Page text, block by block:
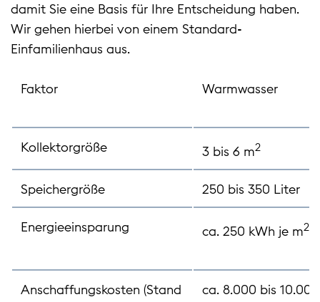
damit Sie eine Basis für Ihre Entscheidung haben.
Wir gehen hierbei von einem Standard-
Einfamilienhaus aus.
Faktor Warmwasser
Kollektorgröße 3 bis 6 m2
Speichergröße 250 bis 350 Liter
Energieeinsparung ca. 250 kWh je m2
Anschaffungskosten (Stand
ca. 8.000 bis